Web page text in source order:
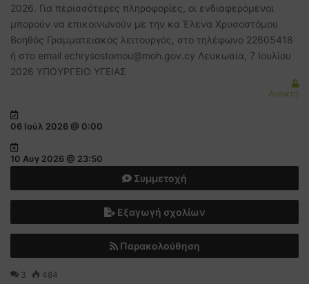
2026. Για περισσότερες πληροφορίες, οι ενδιαφερόμενοι
μπορούν να επικοινωνούν με την κα Έλενα Χρυσοστόμου
Βοηθός Γραμματειακός λειτουργός, στο τηλέφωνο 22605418
ή στο email echrysostomou@moh.gov.cy Λευκωσία, 7 Ιουλίου
2026 ΥΠΟΥΡΓΕΙΟ ΥΓΕΙΑΣ
Ανοικτή
06 Ιούλ 2026 @ 0:00
10 Αυγ 2026 @ 23:50
Συμμετοχή
Εξαγωγή σχολίων
Παρακολούθηση
3 484